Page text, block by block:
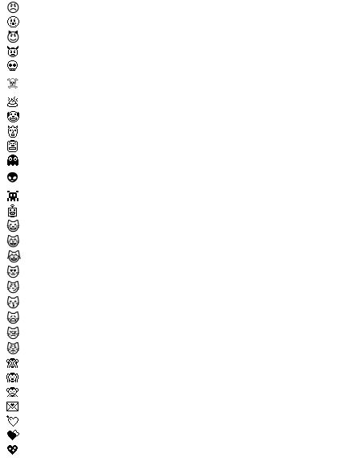
😠
🤬
😈
👿
💀
☠️
💩
🤡
👹
👺
👻
👽
👾
🤖
😺
😸
😹
😻
😼
😽
🙀
😿
😾
🙈
🙉
🙊
💌
💘
💝
💖